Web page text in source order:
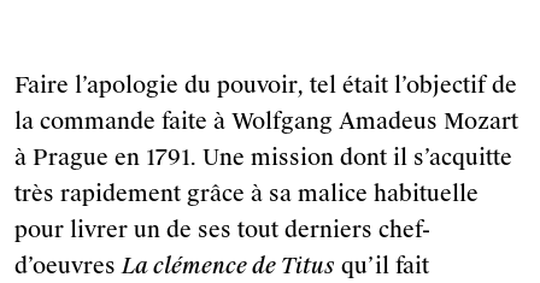
Faire l’apologie du pouvoir, tel était l’objectif de
la commande faite à Wolfgang Amadeus Mozart
à Prague en 1791. Une mission dont il s’acquitte
très rapidement grâce à sa malice habituelle
pour livrer un de ses tout derniers chef-
d’oeuvresLa clémence de Titus qu’il fait